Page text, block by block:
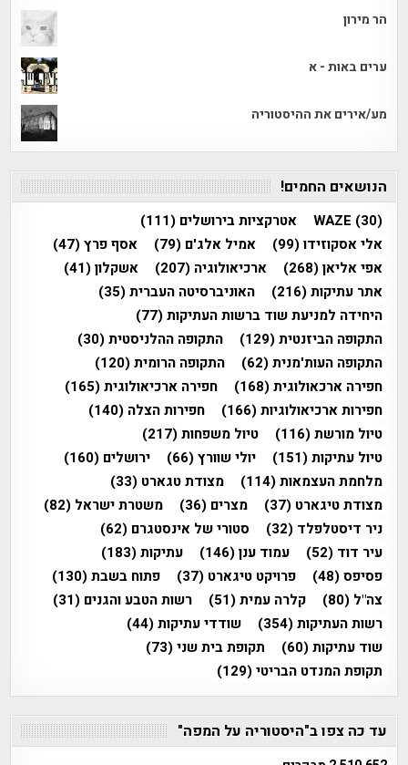
הר מירון
ערים באות - א
מע/אירים את ההיסטוריה
הנושאים החמים!
WAZE (30) אטרקציות בירושלים (111)
אלי אסקוזידו(99) אמיל אלג'ם (79) אסף פרץ(47)
אפי אליאן(268) ארכיאולוגיה (207) אשקלון(41)
אתר עתיקות(216) האוניברסיטה העברית(35)
היחידה למניעת שוד ברשות העתיקות(77)
התקופה הביזנטית(129) התקופה ההלניסטית(30)
התקופה העות'מנית(62) התקופה הרומית(120)
חפירה ארכאולוגית(168) חפירה ארכיאולוגית(165)
חפירות ארכיאולוגיות(166) חפירות הצלה (140)
טיול מורשת(116) טיול משפחות(217)
טיול עתיקות(151) יולי שוורץ(66) ירושלים (160)
מלחמת העצמאות(114) מצודת טגארט (33)
מצודת טיגארט (37) מצרים (36) משטרת ישראל (82)
ניר דיסטלפלד (32) סטורי של אינסטגרם (62)
עיר דוד (52) עמוד ענן(146) עתיקות(183)
פסיפס(48) פרויקט טיגארט (37) פתוח בשבת(130)
צה"ל (80) קלרה עמית(51) רשות הטבע והגנים (31)
רשות העתיקות(354) שודדי עתיקות(44)
שוד עתיקות(60) תקופת בית שני(73)
תקופת המנדט הבריטי(129)
עד כה צפו ב"היסטוריה על המפה"